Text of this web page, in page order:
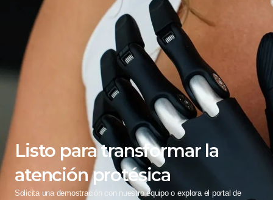
Listo para transformar la
atención protésica
Solicita una demostración con nuestro equipo o explora el portal de